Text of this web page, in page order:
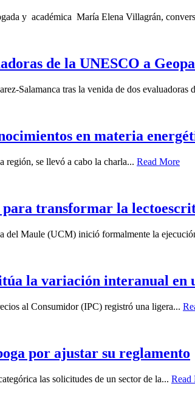
y académica María Elena Villagrán,
de la UNESCO a
Salamanca tras la venida de dos evaluadoras
en materia
región, se llevó a cabo la charla... Read More
transformar la
del Maule (UCM) inició formalmente la
la variación interanual en
al Consumidor (IPC) registró una ligera...
por ajustar su reglamento
las solicitudes de un sector de la... Read